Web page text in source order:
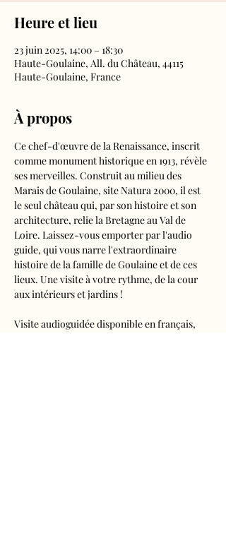
Heure et lieu
23 juin 2025, 14:00 – 18:30
Haute-Goulaine, All. du Château, 44115
Haute-Goulaine, France
À propos
Ce chef-d'œuvre de la Renaissance, inscrit
comme monument historique en 1913, révèle
ses merveilles. Construit au milieu des
Marais de Goulaine, site Natura 2000, il est
le seul château qui, par son histoire et son
architecture, relie la Bretagne au Val de
Loire. Laissez-vous emporter par l'audio
guide, qui vous narre l'extraordinaire
histoire de la famille de Goulaine et de ces
lieux. Une visite à votre rythme, de la cour
aux intérieurs et jardins !
Visite audioguidée disponible en français,